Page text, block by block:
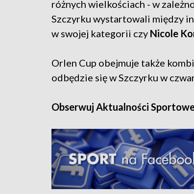
różnych wielkościach - w
Szczyrku wystartowali między
w swojej kategorii czy Nicole
Orlen Cup obejmuje także
odbędzie się w Szczyrku w
Obserwuj Aktualności